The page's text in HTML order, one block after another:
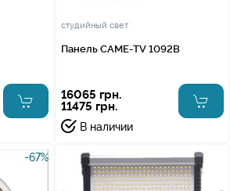
студийный свет
Панель CAME-TV 1092B
16065 грн.
11475 грн.
В наличии
-67%